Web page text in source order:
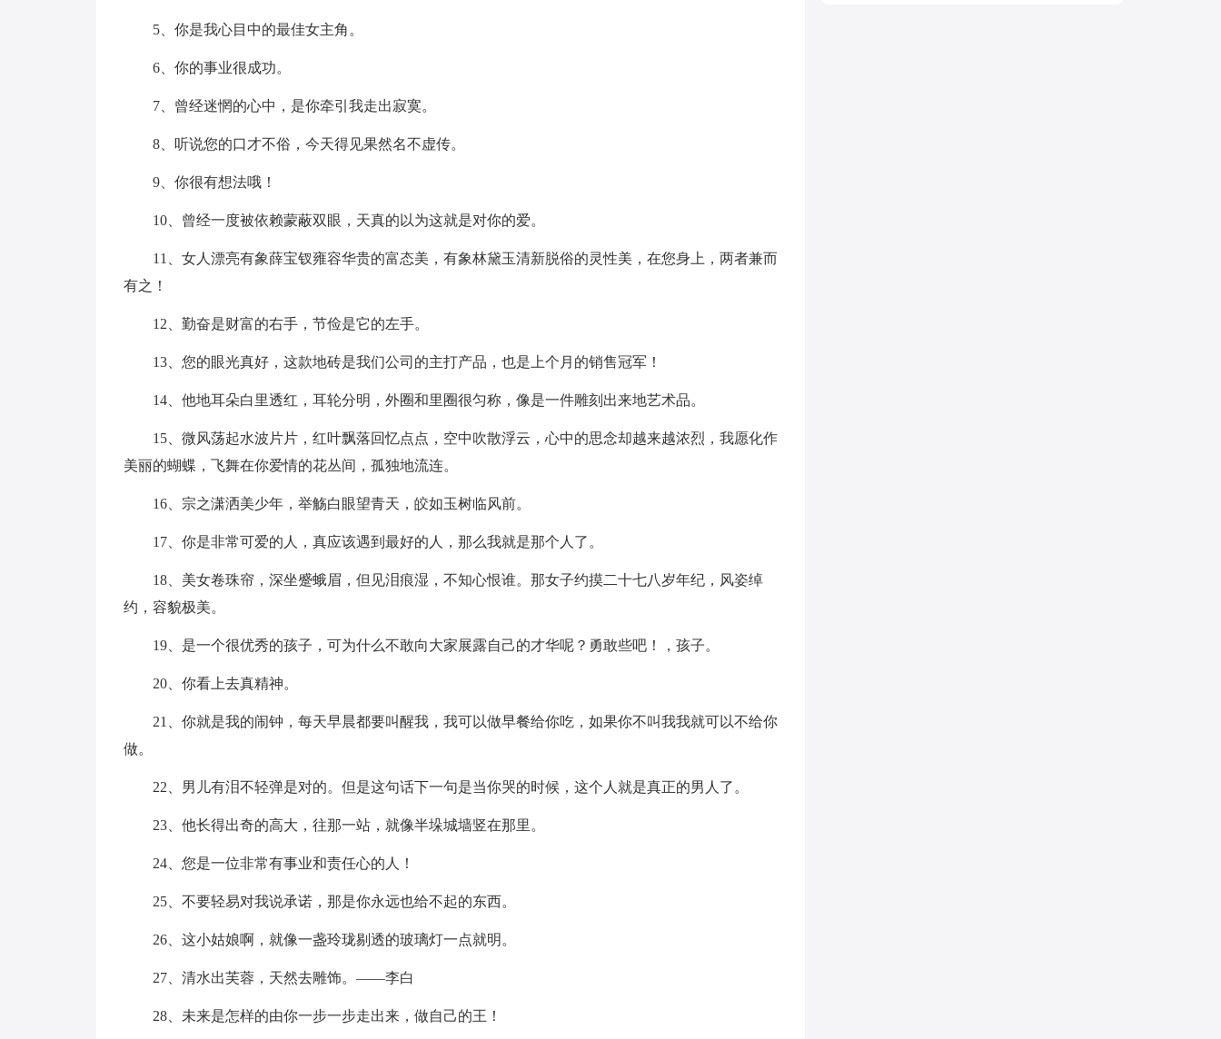
5、你是我心目中的最佳女主角。
6、你的事业很成功。
7、曾经迷惘的心中，是你牵引我走出寂寞。
8、听说您的口才不俗，今天得见果然名不虚传。
9、你很有想法哦！
10、曾经一度被依赖蒙蔽双眼，天真的以为这就是对你的爱。
11、女人漂亮有象薛宝钗雍容华贵的富态美，有象林黛玉清新脱俗的灵性美，在您身上，两者兼而
有之！
12、勤奋是财富的右手，节俭是它的左手。
13、您的眼光真好，这款地砖是我们公司的主打产品，也是上个月的销售冠军！
14、他地耳朵白里透红，耳轮分明，外圈和里圈很匀称，像是一件雕刻出来地艺术品。
15、微风荡起水波片片，红叶飘落回忆点点，空中吹散浮云，心中的思念却越来越浓烈，我愿化作
美丽的蝴蝶，飞舞在你爱情的花丛间，孤独地流连。
16、宗之潇洒美少年，举觞白眼望青天，皎如玉树临风前。
17、你是非常可爱的人，真应该遇到最好的人，那么我就是那个人了。
18、美女卷珠帘，深坐蹙蛾眉，但见泪痕湿，不知心恨谁。那女子约摸二十七八岁年纪，风姿绰
约，容貌极美。
19、是一个很优秀的孩子，可为什么不敢向大家展露自己的才华呢？勇敢些吧！，孩子。
20、你看上去真精神。
21、你就是我的闹钟，每天早晨都要叫醒我，我可以做早餐给你吃，如果你不叫我我就可以不给你
做。
22、男儿有泪不轻弹是对的。但是这句话下一句是当你哭的时候，这个人就是真正的男人了。
23、他长得出奇的高大，往那一站，就像半垛城墙竖在那里。
24、您是一位非常有事业和责任心的人！
25、不要轻易对我说承诺，那是你永远也给不起的东西。
26、这小姑娘啊，就像一盏玲珑剔透的玻璃灯一点就明。
27、清水出芙蓉，天然去雕饰。——李白
28、未来是怎样的由你一步一步走出来，做自己的王！